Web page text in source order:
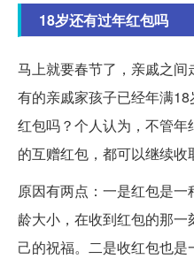
18岁还有过年红包吗
马上就要春节了，亲戚之
有的亲戚家孩子已经年满
红包吗？个人认为，不管
的互赠红包，都可以继续收
原因有两点：一是红包是
龄大小，在收到红包的那
己的祝福。二是收红包也